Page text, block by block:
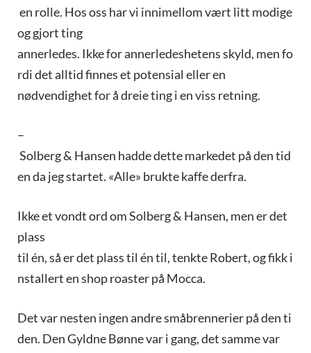
en rolle. Hos oss har vi innimellom vært litt modige
og gjort ting
annerledes. Ikke for annerledeshetens skyld, men fo
rdi det alltid finnes et potensial eller en
nødvendighet for å dreie ting i en viss retning.
–
Solberg & Hansen hadde dette markedet på den tid
en da jeg startet. «Alle» brukte kaffe derfra.
Ikke et vondt ord om Solberg & Hansen, men er det
plass
til én, så er det plass til én til, tenkte Robert, og fikk i
nstallert en shop roaster på Mocca.
Det var nesten ingen andre småbrennerier på den ti
den. Den Gyldne Bønne var i gang, det samme var